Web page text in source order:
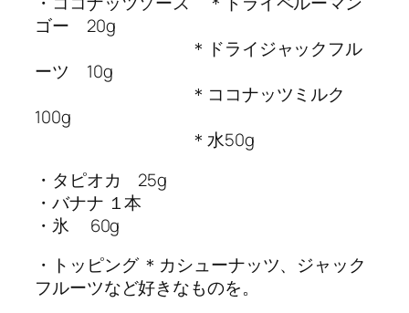
ゴー 20g
＊ドライジャックフル
ーツ 10g
＊ココナッツミルク
100g
＊水50g
・タピオカ 25g
・バナナ １本
・氷 60g
・トッピング ＊カシューナッツ、ジャック
フルーツなど好きなものを。